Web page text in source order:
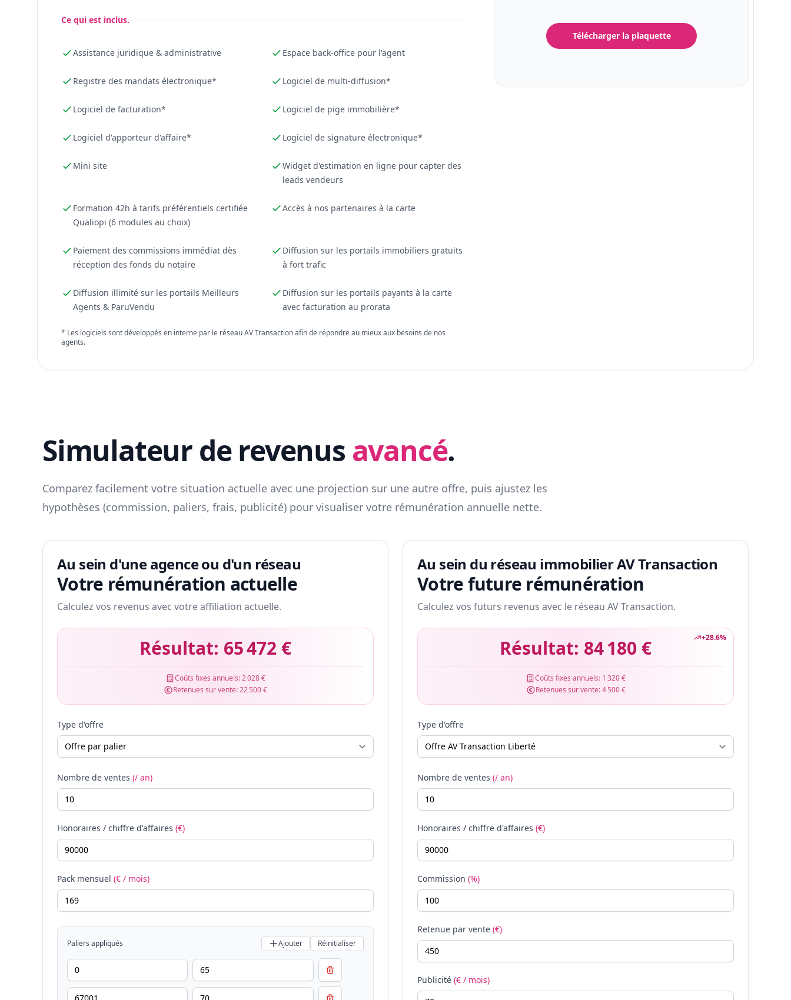
Ce qui est inclus.
Assistance juridique & administrative Espace back-office pour l'agent
Registre des mandats électronique* Logiciel de multi-diffusion*
Logiciel de facturation* Logiciel de pige immobilière*
Logiciel d'apporteur d'affaire* Logiciel de signature électronique*
Mini site
Widget d'estimation en ligne pour capter des
leads vendeurs
Formation 42h à tarifs préférentiels certifiée
Qualiopi (6 modules au choix)
Accès à nos partenaires à la carte
Paiement des commissions immédiat dès
réception des fonds du notaire
Diffusion sur les portails immobiliers gratuits
à fort trafic
Diffusion illimité sur les portails Meilleurs
Agents & ParuVendu
Diffusion sur les portails payants à la carte
avec facturation au prorata
* Les logiciels sont développés en interne par le réseau AV Transaction afin de répondre au mieux aux besoins de nos
agents.
Télécharger la plaquette
Simulateur de revenus avancé.
Comparez facilement votre situation actuelle avec une projection sur une autre offre, puis ajustez les
hypothèses (commission, paliers, frais, publicité) pour visualiser votre rémunération annuelle nette.
Au sein d'une agence ou d'un réseau
Votre rémunération actuelle
Calculez vos revenus avec votre affiliation actuelle.
Résultat: 65 472 €
Coûts fixes annuels:2 028 €
Retenues sur vente:22 500 €
Type d'offre
Nombre de ventes (/ an)
Honoraires / chiffre d'affaires (€)
Pack mensuel (€ / mois)
Paliers appliqués Ajouter Réinitialiser
Au sein du réseau immobilier AV Transaction
Votre future rémunération
Calculez vos futurs revenus avec le réseau AV Transaction.
+28.6%
Résultat: 84 180 €
Coûts fixes annuels: 1 320 €
Retenues sur vente:4 500 €
Type d'offre
Nombre de ventes (/ an)
Honoraires / chiffre d'affaires (€)
Commission (%)
Retenue par vente (€)
Publicité (€ / mois)